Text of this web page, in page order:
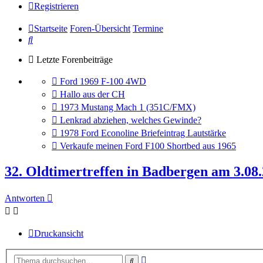
Registrieren
Startseite Foren-Übersicht Termine
Suche
Letzte Forenbeiträge
Gehe
zum
letzten
Beitrag
Ford 1969 F-100 4WD
Gehe
zum
letzten
Beitrag
Hallo aus der CH
Gehe
zum
letzten
Beitrag
1973 Mustang Mach 1 (351C/FMX)
Gehe
zum
letzten
Beitrag
Lenkrad abziehen, welches Gewinde?
Gehe
zum
letzten
1978 Ford Econoline Briefeintrag Lautstärke
Gehe
Beitrag
Verkaufe meinen Ford F100 Shortbed aus 1965
32. Oldtimertreffen in Badbergen am
Antworten
Druckansicht
Suche